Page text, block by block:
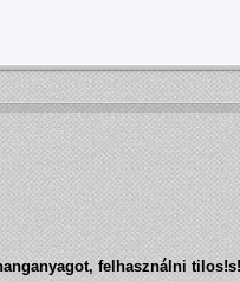
felhasználni tilos!s!